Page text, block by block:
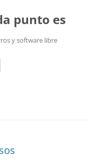
punto es
y software libre